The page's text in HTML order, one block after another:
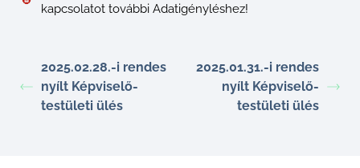
kapcsolatot további Adatigényléshez!
2025.02.28.-i rendes
nyílt Képviselő-
testületi ülés
2025.01.31.-i rendes
nyílt Képviselő-
testületi ülés